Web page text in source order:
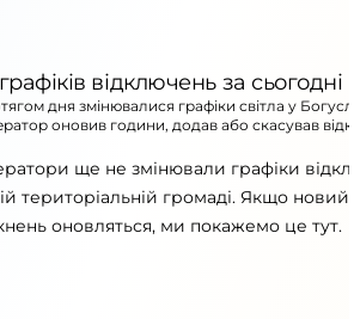
відключень за сьогодні
дня змінювалися графіки світла у
оновив години, додав або скасував
ще не змінювали графіки
територіальній громаді. Якщо новий
оновляться, ми покажемо це тут.